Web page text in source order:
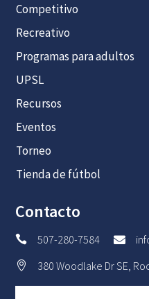
Competitivo
Recreativo
Programas para adultos
UPSL
Recursos
Eventos
Torneo
Tienda de fútbol
Contacto
 507-280-7584 
 380 Woodlake Dr SE,